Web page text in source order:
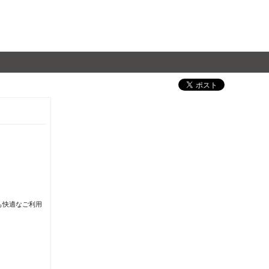
快適なご利用